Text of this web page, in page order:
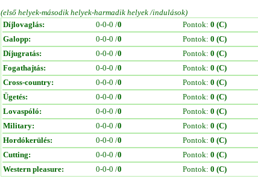
(első helyek-második helyek-harmadik helyek /indulások)
Díjlovaglás:
0-0-0 /0 Pontok: 0 (C)
Galopp:
0-0-0 /0 Pontok: 0 (C)
Díjugratás:
0-0-0 /0 Pontok: 0 (C)
Fogathajtás:
0-0-0 /0 Pontok: 0 (C)
Cross-country:
0-0-0 /0 Pontok: 0 (C)
Ügetés:
0-0-0 /0 Pontok: 0 (C)
Lovaspóló:
0-0-0 /0 Pontok: 0 (C)
Military:
0-0-0 /0 Pontok: 0 (C)
Hordókerülés:
0-0-0 /0 Pontok: 0 (C)
Cutting:
0-0-0 /0 Pontok: 0 (C)
Western pleasure:
0-0-0 /0 Pontok: 0 (C)